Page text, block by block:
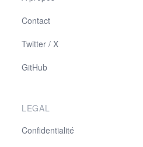
Contact
Twitter / X
GitHub
LEGAL
Confidentialité